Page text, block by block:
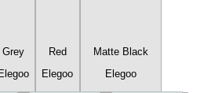
Grey
Elegoo
Red
Elegoo
Matte Black
Elegoo